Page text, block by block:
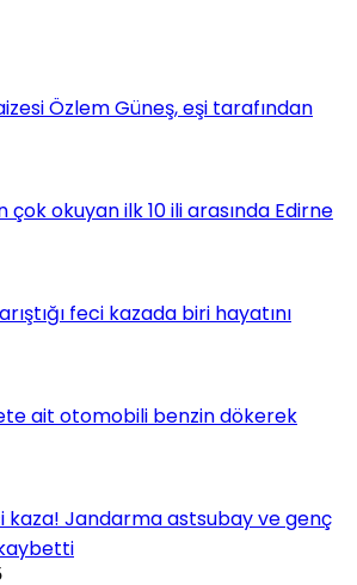
Özlem Güneş, eşi tarafından
çok okuyan ilk 10 ili arasında Edirne
feci kazada biri hayatını
ait otomobili benzin dökerek
kaza! Jandarma astsubay ve genç